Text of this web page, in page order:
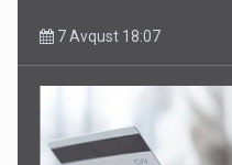
7 Avqust 18:07